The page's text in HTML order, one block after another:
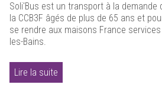
Soli'Bus est un transport à la demande
la CCB3F âgés de plus de 65 ans et
se rendre aux maisons France
les-Bains.
Lire la suite